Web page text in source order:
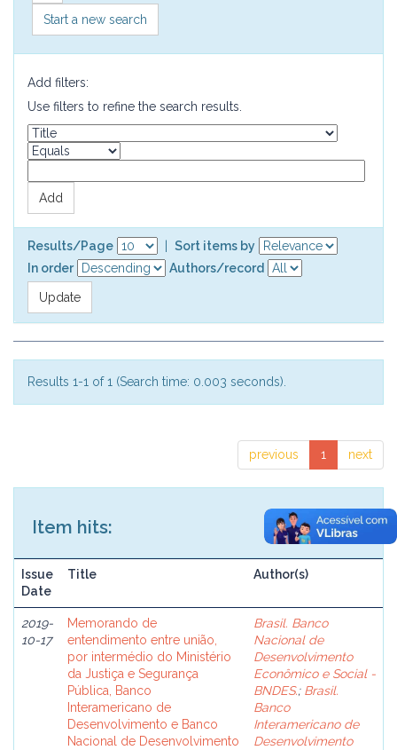
Start a new search
Add filters:
Use filters to refine the search results.
Results/Page
Sort items by
In order
Authors/record
Results 1-1 of 1 (Search time: 0.003 seconds).
previous 1 next
Item hits:
Issue
Date
Title Author(s)
2019-
10-17
Memorando de
entendimento entre união,
por intermédio do Ministério
da Justiça e Segurança
Pública, Banco
Interamericano de
Desenvolvimento e Banco
Nacional de Desenvolvimento
Brasil. Banco
Nacional de
Desenvolvimento
Econômico e Social -
BNDES.; Brasil.
Banco
Interamericano de
Desenvolvimento